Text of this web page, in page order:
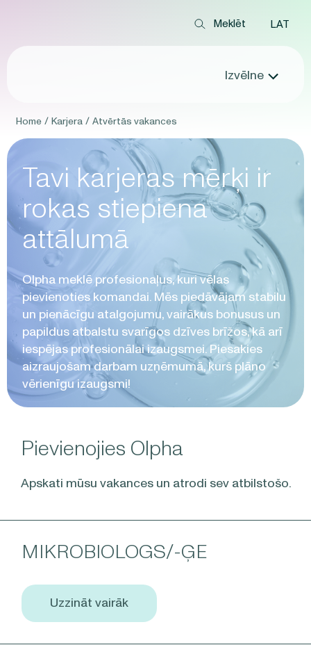
LAT
Izvēlne
Home / Karjera / Atvērtās vakances
Tavi karjeras mērķi ir
rokas stiepiena
attālumā
Olpha meklē profesionaļus, kuri vēlas
pievienoties komandai. Mēs piedāvājam stabilu
un pienācīgu atalgojumu, vairākus bonusus un
papildus atbalstu svarīgos dzīves brīžos, kā arī
iespējas profesionālai izaugsmei. Piesakies
aizraujošam darbam uzņēmumā, kurš plāno
vērienīgu izaugsmi!
Pievienojies Olpha
Apskati mūsu vakances un atrodi sev atbilstošo.
MIKROBIOLOGS/-ĢE
Uzzināt vairāk